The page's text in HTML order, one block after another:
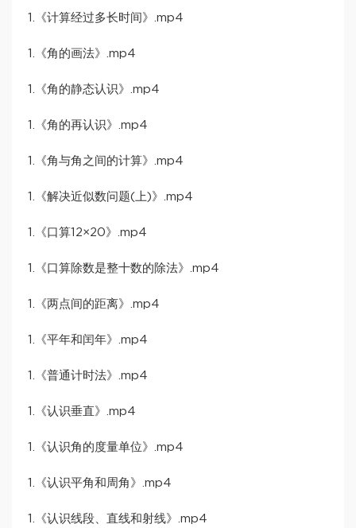
1.《计算经过多长时间》.mp4
1.《角的画法》.mp4
1.《角的静态认识》.mp4
1.《角的再认识》.mp4
1.《角与角之间的计算》.mp4
1.《解决近似数问题(上)》.mp4
1.《口算12×20》.mp4
1.《口算除数是整十数的除法》.mp4
1.《两点间的距离》.mp4
1.《平年和闰年》.mp4
1.《普通计时法》.mp4
1.《认识垂直》.mp4
1.《认识角的度量单位》.mp4
1.《认识平角和周角》.mp4
1.《认识线段、直线和射线》.mp4